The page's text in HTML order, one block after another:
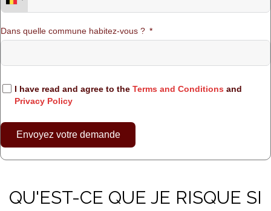
Dans quelle commune habitez-vous ?
I have read and agree to the Terms and Conditions and
Privacy Policy
Envoyez votre demande
QU'EST-CE QUE JE RISQUE SI